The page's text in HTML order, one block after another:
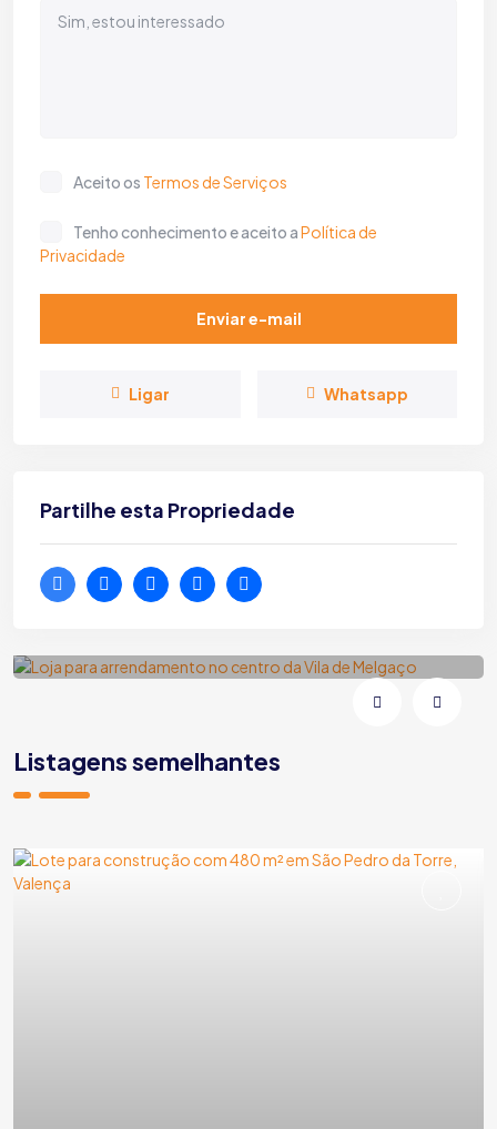
Aceito os Termos de Serviços
Tenho conhecimento e aceito aPolítica de
Privacidade
Enviar e-mail
Ligar Whatsapp
Partilhe esta Propriedade
Loja para arrendamento no centro da
Vila de Melgaço
Listagens semelhantes